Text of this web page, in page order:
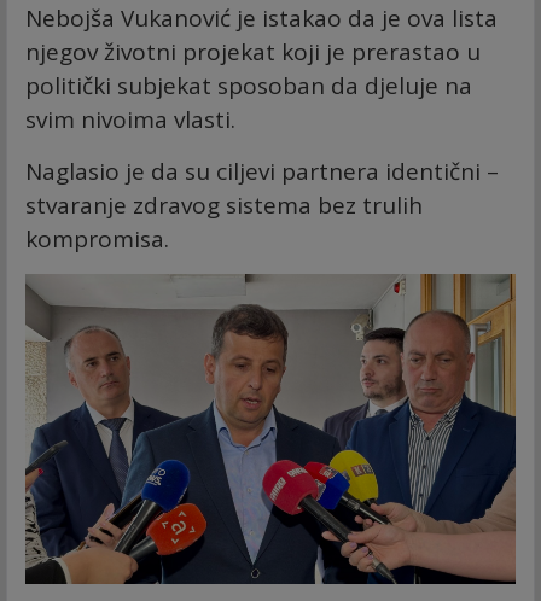
Nebojša Vukanović je istakao da je ova lista
njegov životni projekat koji je prerastao u
politički subjekat sposoban da djeluje na
svim nivoima vlasti.
Naglasio je da su ciljevi partnera identični –
stvaranje zdravog sistema bez trulih
kompromisa.